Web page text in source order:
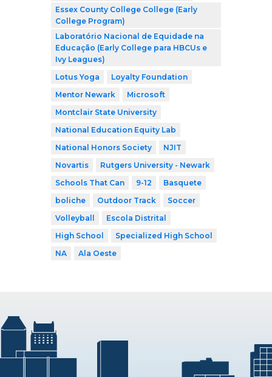
Essex County College College (Early
College Program)
Laboratório Nacional de Equidade na
Educação (Early College para HBCUs e
Ivy Leagues)
Lotus Yoga
Loyalty Foundation
Mentor Newark
Microsoft
Montclair State University
National Education Equity Lab
National Honors Society
NJIT
Novartis
Rutgers University - Newark
Schools That Can
9-12
Basquete
boliche
Outdoor Track
Soccer
Volleyball
Escola Distrital
High School
Specialized High School
NA
Ala Oeste